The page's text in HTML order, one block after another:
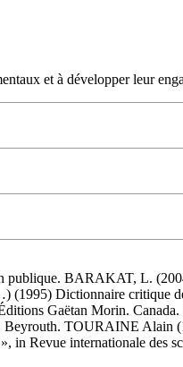
et à développer leur
BARAKAT, L.
Dictionnaire critique
Gaëtan Morin.
TOURAINE Alain
Revue internationale des